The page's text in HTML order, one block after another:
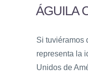
ÁGUILA
Si tuviéramos
representa la
Unidos de